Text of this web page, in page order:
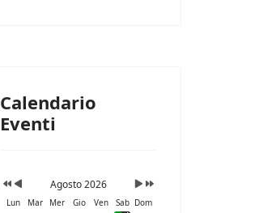
Calendario
Eventi
Agosto 2026
Lun Mar Mer Gio Ven Sab Dom